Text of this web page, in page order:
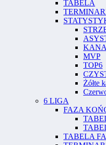
TABELA
MVP
TOP6
Żółte
6 LIGA
FAZA
TABELA